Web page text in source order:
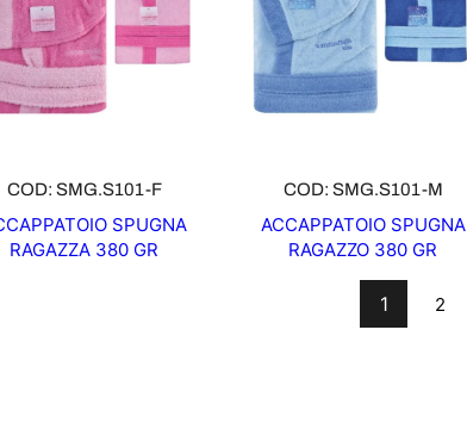
COD: SMG.S101-F
SPUGNA
RAGAZZA 380 GR
COD: SMG.S101-M
ACCAPPATOIO SPUGNA
RAGAZZO 380 GR
1 2